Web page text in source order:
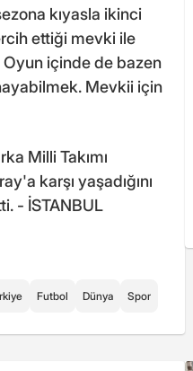
kıyasla ikinci
ettiği mevki ile
içinde de bazen
Mevkii için
Milli Takımı
karşı yaşadığını
- İSTANBUL
Futbol Dünya Spor